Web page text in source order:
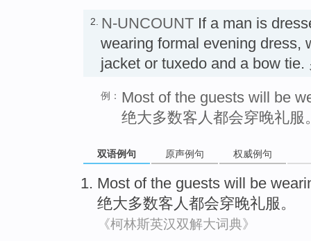
2. N-UNCOUNT If a man is
wearing formal evening dress,
jacket or tuxedo and a bow tie.
例： Most of the guests will be
绝大多数客人都会穿晚礼服
双语例句 原声例句 权威例句
Most of the guests will be
绝大多数客人 都会穿晚礼服。
《柯林斯英汉双解大词典》